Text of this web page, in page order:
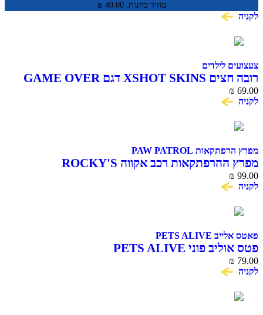
מחיר בחנות: ₪ 40.00
לקניה
צעצועים לילדים
רובה חצים XSHOT SKINS דגם GAME OVER
₪ 69.00
לקניה
מפרץ הרפתקאות PAW PATROL
מפרץ ההרפתקאות רכב אקווה ROCKY'S
₪ 99.00
לקניה
פאטס אלייב PETS ALIVE
פטס אוליב פוני PETS ALIVE
₪ 79.00
לקניה